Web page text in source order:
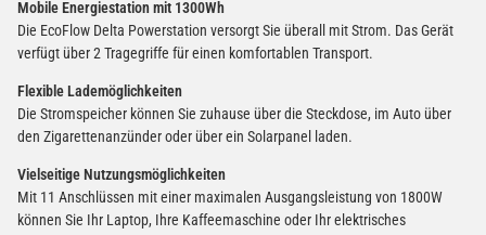
Mobile Energiestation mit 1300Wh
Die EcoFlow Delta Powerstation versorgt Sie überall mit Strom. Das Gerät
verfügt über 2 Tragegriffe für einen komfortablen Transport.
Flexible Lademöglichkeiten
Die Stromspeicher können Sie zuhause über die Steckdose, im Auto über
den Zigarettenanzünder oder über ein Solarpanel laden.
Vielseitige Nutzungsmöglichkeiten
Mit 11 Anschlüssen mit einer maximalen Ausgangsleistung von 1800W
können Sie Ihr Laptop, Ihre Kaffeemaschine oder Ihr elektrisches